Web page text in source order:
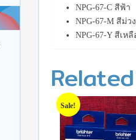
NPG-67-C สีฟ้า
NPG-67-M สีม่ว
NPG-67-Y สีเหลื
Sale!